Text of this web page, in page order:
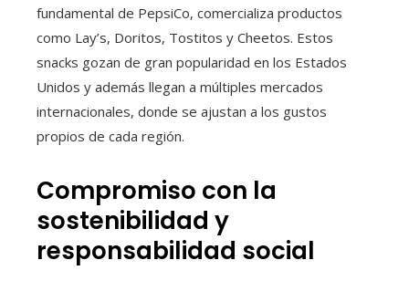
fundamental de PepsiCo, comercializa productos
como Lay’s, Doritos, Tostitos y Cheetos. Estos
snacks gozan de gran popularidad en los Estados
Unidos y además llegan a múltiples mercados
internacionales, donde se ajustan a los gustos
propios de cada región.
Compromiso con la
sostenibilidad y
responsabilidad social